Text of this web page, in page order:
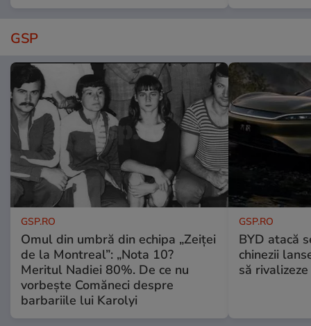
GSP
GSP.RO
Omul din umbră din echipa „Zeiței
de la Montreal”: „Nota 10?
Meritul Nadiei 80%. De ce nu
vorbește Comăneci despre
barbariile lui Karolyi
GSP.RO
BYD atacă
chinezii
să